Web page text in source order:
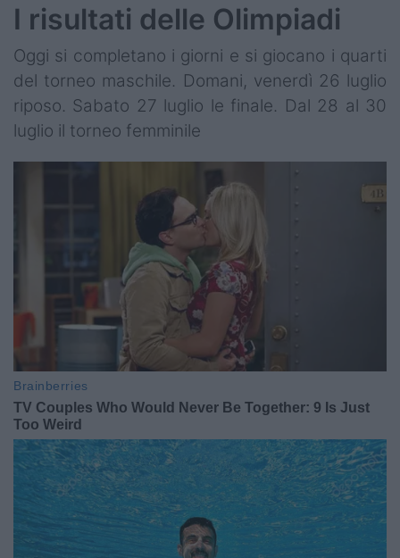
I risultati delle Olimpiadi
Oggi si completano i giorni e si giocano i quarti
del torneo maschile. Domani, venerdì 26 luglio
riposo. Sabato 27 luglio le finale. Dal 28 al 30
luglio il torneo femminile